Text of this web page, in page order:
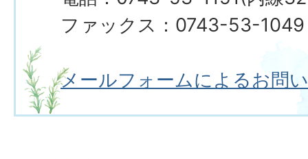
ファックス：0743-53-1049
メールフォームによるお問